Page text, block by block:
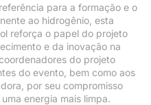
para a formação e o
ao hidrogênio, esta
reforça o papel do projeto
e da inovação na
do projeto
do evento, bem como aos
por seu compromisso
energia mais limpa.